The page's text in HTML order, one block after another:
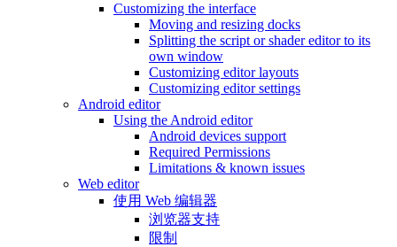
Customizing the interface
Moving and resizing docks
Splitting the script or shader editor to its
own window
Customizing editor layouts
Customizing editor settings
Android editor
Using the Android editor
Android devices support
Required Permissions
Limitations & known issues
Web editor
使用 Web 编辑器
浏览器支持
限制